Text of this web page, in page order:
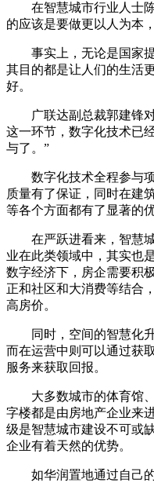
在智慧城市行业人士陈
的应该是要做更以人为本
事实上，无论是国家提
其目的都是让人们的生活
好。
广联达副总裁郭建锋对
这一环节，数字化技术已
与了。”
数字化技术全程参与项
质量有了保证，同时在建
等各个方面都有了显著的优
在严跃进看来，智慧城
业在此类领域中，其实也
数字经济下，房企需要积
正和社区和大消费等结合
高房价。
同时，空间的智慧化升
而在运营中则可以通过获
服务来获取回报。
大多数城市的体育馆、
字楼都是由房地产企业来
级是智慧城市建设不可或
企业有着天然的优势。
如华润置地通过自己的